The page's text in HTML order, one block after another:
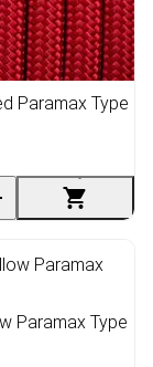
Paramax Type
Paramax Type